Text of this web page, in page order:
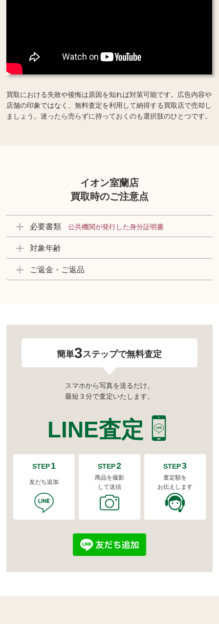
買取における失敗や後悔は原因を知れば対策可能です。広告内容や
店舗の印象ではなく、無料査定を利用して納得する買取店で売却し
ましょう。迷ったら売らずに持っておくのも選択肢のひとつです。
イオン室蘭店
買取時のご注意点
必要書類 公共機関が発行した身分証明書
対象年齢
ご返金・ご返品
簡単3ステップで無料査定
スマホから写真を送るだけ。
最短３分で査定いたします。
LINE査定
STEP1
友だち追加
STEP2
商品を撮影
して送信
STEP3
査定額を
お伝えします